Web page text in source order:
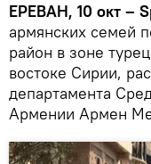
ЕРЕВАН, 10 окт –
армянских семей
район в зоне
востоке Сирии,
департамента
Армении Армен